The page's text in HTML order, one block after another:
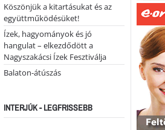
Köszönjük a kitartásukat és az
együttműködésüket!
Ízek, hagyományok és jó
hangulat – elkezdődött a
Nagyszakácsi Ízek Fesztiválja
Balaton-átúszás
INTERJÚK - LEGFRISSEBB